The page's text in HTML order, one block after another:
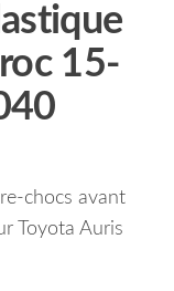
15-
chocs avant
Toyota Auris